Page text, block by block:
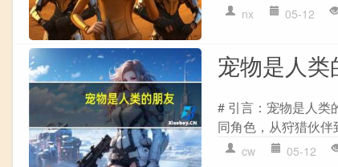
nx 05-12
宠物是人类
# 引言：宠物是人类
同角色，从狩猎伙
cw 05-12